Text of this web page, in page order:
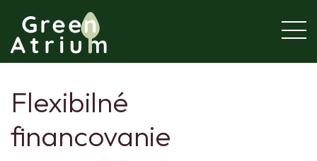
Flexibilné
financovanie